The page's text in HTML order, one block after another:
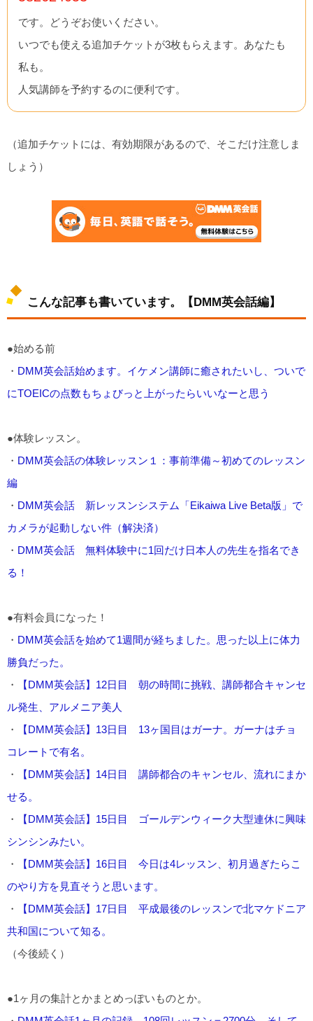
です。どうぞお使いください。
いつでも使える追加チケットが3枚もらえます。あなたも
私も。
人気講師を予約するのに便利です。
（追加チケットには、有効期限があるので、そこだけ注意しま
しょう）
こんな記事も書いています。【DMM英会話編】
●始める前
・ DMM英会話始めます。イケメン講師に癒されたいし、ついで
にTOEICの点数もちょびっと上がったらいいなーと思う
●体験レッスン。
・ DMM英会話の体験レッスン１：事前準備～初めてのレッスン
編
・ DMM英会話 新レッスンシステム「Eikaiwa Live Beta版」で
カメラが起動しない件（解決済）
・ DMM英会話 無料体験中に1回だけ日本人の先生を指名でき
る！
●有料会員になった！
・ DMM英会話を始めて1週間が経ちました。思った以上に体力
勝負だった。
・
【DMM英会話】12日目 朝の時間に挑戦、講師都合キャンセ
ル発生、アルメニア美人
・
【DMM英会話】13日目 13ヶ国目はガーナ。ガーナはチョ
コレートで有名。
・
【DMM英会話】14日目 講師都合のキャンセル、流れにまか
せる。
・
【DMM英会話】15日目 ゴールデンウィーク大型連休に興味
シンシンみたい。
・
【DMM英会話】16日目 今日は4レッスン、初月過ぎたらこ
のやり方を見直そうと思います。
・
【DMM英会話】17日目 平成最後のレッスンで北マケドニア
共和国について知る。
（今後続く）
●1ヶ月の集計とかまとめっぽいものとか。